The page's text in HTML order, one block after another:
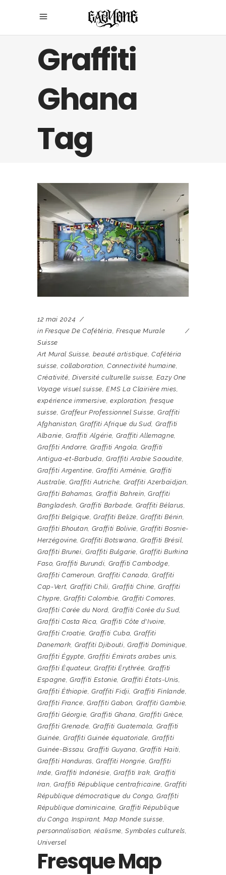
Graffiti
Ghana
Tag
12 mai 2024
in Fresque De Cafétéria,Fresque Murale
Suisse
Art Mural Suisse, beauté artistique,Cafétéria
suisse,collaboration, Connectivité humaine,
Créativité, Diversité culturelle suisse, Eazy One
Voyage visuel suisse,EMS La Clairière mies,
expérience immersive,exploration, fresque
suisse,Graffeur Professionnel Suisse,Graffiti
Afghanistan,Graffiti Afrique du Sud, Graffiti
Albanie, Graffiti Algérie, Graffiti Allemagne,
Graffiti Andorre, Graffiti Angola, Graffiti
Antigua-et-Barbuda,Graffiti Arabie Saoudite,
Graffiti Argentine,Graffiti Arménie, Graffiti
Australie,Graffiti Autriche, Graffiti Azerbaïdjan,
Graffiti Bahamas, Graffiti Bahreïn,Graffiti
Bangladesh, Graffiti Barbade, Graffiti Bélarus,
Graffiti Belgique,Graffiti Belize,Graffiti Bénin,
Graffiti Bhoutan, Graffiti Bolivie,Graffiti Bosnie-
Herzégovine,Graffiti Botswana, Graffiti Brésil,
Graffiti Brunei,Graffiti Bulgarie,Graffiti Burkina
Faso, Graffiti Burundi, Graffiti Cambodge,
Graffiti Cameroun,Graffiti Canada,Graffiti
Cap-Vert, Graffiti Chili, Graffiti Chine,Graffiti
Chypre,Graffiti Colombie, Graffiti Comores,
Graffiti Corée du Nord, Graffiti Corée du Sud,
Graffiti Costa Rica, Graffiti Côte d'Ivoire,
Graffiti Croatie, Graffiti Cuba,Graffiti
Danemark, Graffiti Djibouti, Graffiti Dominique,
Graffiti Égypte,Graffiti Émirats arabes unis,
Graffiti Équateur,Graffiti Érythrée, Graffiti
Espagne, Graffiti Estonie, Graffiti États-Unis,
Graffiti Éthiopie,Graffiti Fidji, Graffiti Finlande,
Graffiti France,Graffiti Gabon, Graffiti Gambie,
Graffiti Géorgie, Graffiti Ghana,Graffiti Grèce,
Graffiti Grenade, Graffiti Guatemala, Graffiti
Guinée,Graffiti Guinée équatoriale,Graffiti
Guinée-Bissau, Graffiti Guyana, Graffiti Haïti,
Graffiti Honduras,Graffiti Hongrie,Graffiti
Inde, Graffiti Indonésie, Graffiti Irak, Graffiti
Iran, Graffiti République centrafricaine,Graffiti
République démocratique du Congo,Graffiti
République dominicaine, Graffiti République
du Congo, Inspirant, Map Monde suisse,
personnalisation, réalisme,Symboles culturels,
Universel
Fresque Map